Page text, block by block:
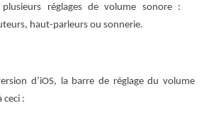
réglages de volume sonore :
haut-parleurs ou sonnerie.
d’iOS, la barre de réglage du volume
ceci :